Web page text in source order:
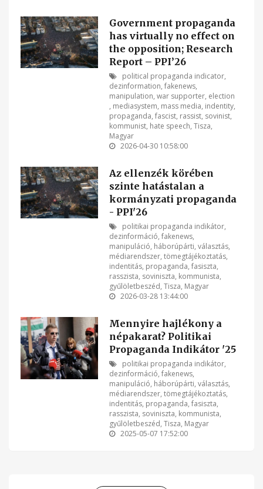
Government propaganda
has virtually no effect on
the opposition; Research
Report – PPI’26
political propaganda indicator,
dezinformation,fakenews,
manipulation,war supporter, election
, mediasystem, mass media, indentity,
propaganda,fascist, rassist, sovinist,
kommunist, hate speech,Tisza,
Magyar
2026-04-30 10:58:00
Az ellenzék körében
szinte hatástalan a
kormányzati propaganda
- PPI'26
politikai propaganda indikátor,
dezinformáció,fakenews,
manipuláció, háborúpárti,választás,
médiarendszer,tömegtájékoztatás,
indentitás, propaganda,fasiszta,
rasszista, soviniszta, kommunista,
gyűlöletbeszéd,Tisza, Magyar
2026-03-28 13:44:00
Mennyire hajlékony a
népakarat? Politikai
Propaganda Indikátor '25
politikai propaganda indikátor,
dezinformáció,fakenews,
manipuláció, háborúpárti,választás,
médiarendszer,tömegtájékoztatás,
indentitás, propaganda,fasiszta,
rasszista, soviniszta, kommunista,
gyűlöletbeszéd,Tisza, Magyar
2025-05-07 17:52:00